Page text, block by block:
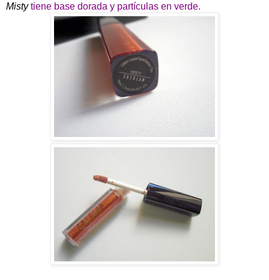
Mistytiene base dorada y partículas en verde.